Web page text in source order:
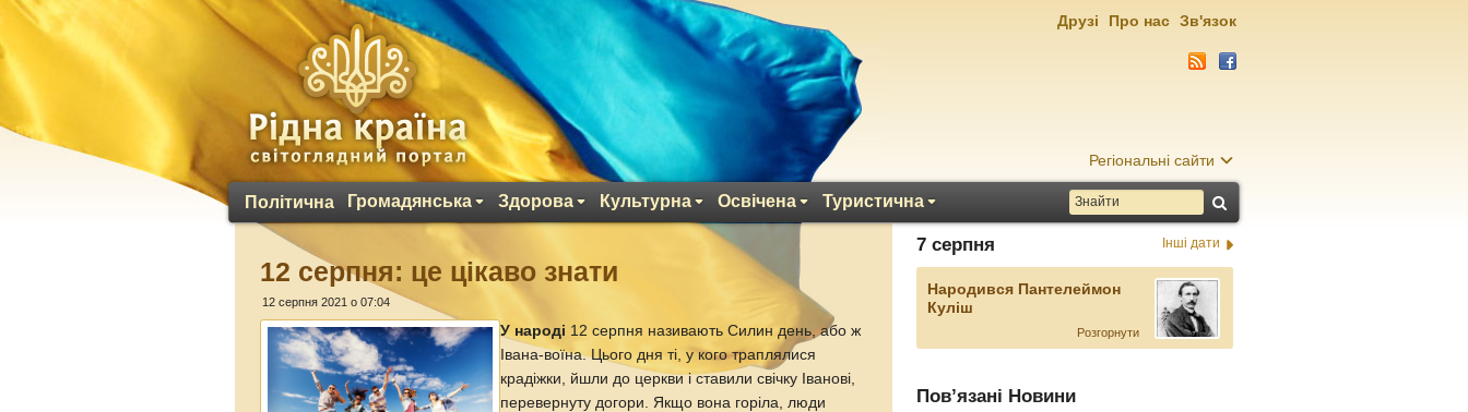
Регіональні сайти
Політична Громадянська Здорова Культурна Освічена Туристична
Друзі Про нас Зв'язок
12 серпня: це цікаво знати
12 серпня 2021 о 07:04
У народі 12 серпня називають Силин день, або ж
Івана-воїна. Цього дня ті, у кого траплялися
крадіжки, йшли до церкви і ставили свічку Іванові,
перевернуту догори. Якщо вона горіла, люди
7 серпня Інші дати
Народився Пантелеймон
Куліш
Розгорнути
Пов’язані Новини